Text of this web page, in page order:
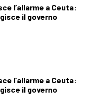
l’allarme a Ceuta:
il governo
l’allarme a Ceuta:
il governo